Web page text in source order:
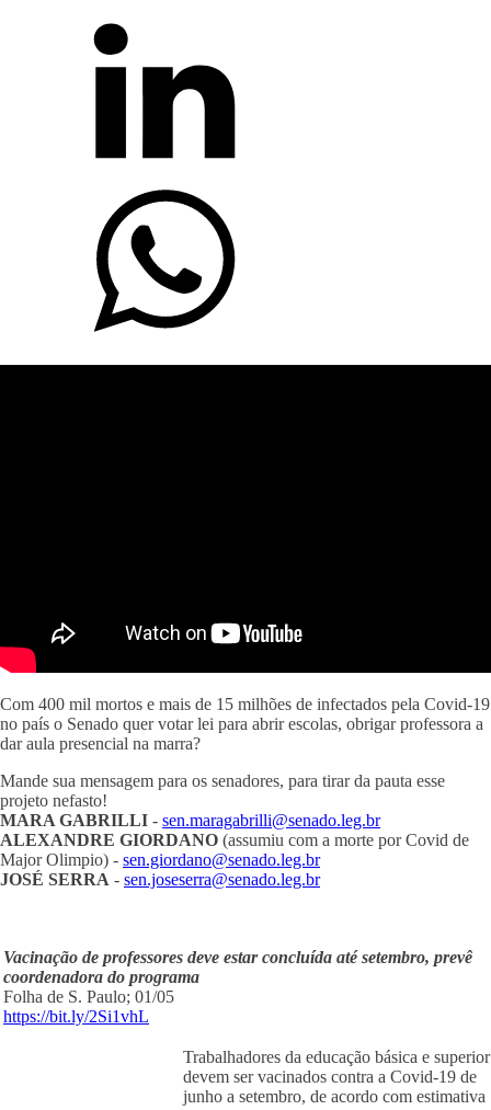
Com 400 mil mortos e mais de 15 milhões de infectados pela Covid-19
no país o Senado quer votar lei para abrir escolas, obrigar professora a
dar aula presencial na marra?
Mande sua mensagem para os senadores, para tirar da pauta esse
projeto nefasto!
MARA GABRILLI - sen.maragabrilli@senado.leg.br
ALEXANDRE GIORDANO (assumiu com a morte por Covid de
Major Olimpio) - sen.giordano@senado.leg.br
JOSÉ SERRA - sen.joseserra@senado.leg.br
Vacinação de professores deve estar concluída até setembro, prevê
coordenadora do programa
Folha de S. Paulo; 01/05
https://bit.ly/2Si1vhL
Trabalhadores da educação básica e superior
devem ser vacinados contra a Covid-19 de
junho a setembro, de acordo com estimativa